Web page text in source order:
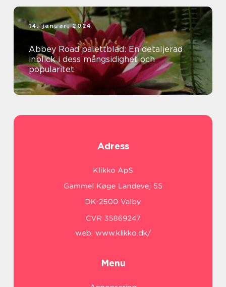
14. januari 2024
Abbey Road palettblad: En detaljerad
inblick i dess mångsidighet och
popularitet
Adress
web: www.klikko.dk/
Menu